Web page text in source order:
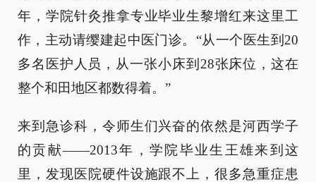
年，学院针灸推拿专业毕业生黎增红来这里工
作，主动请缨建起中医门诊。“从一个医生到20
多名医护人员，从一张小床到28张床位，这在
整个和田地区都数得着。”
来到急诊科，令师生们兴奋的依然是河西学子
的贡献——2013年，学院毕业生王雄来到这
里，发现医院硬件设施跟不上，很多急重症患